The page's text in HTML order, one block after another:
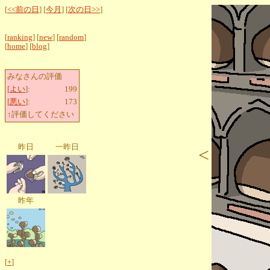
[<<前の日 ] [今月 ] [次の日>>]
[ranking] [new] [random]
[home] [blog]
みなさんの評価
[よい]:
199
[悪い]:
173
↑評価してください
昨日 一昨日
昨年
[+]
<